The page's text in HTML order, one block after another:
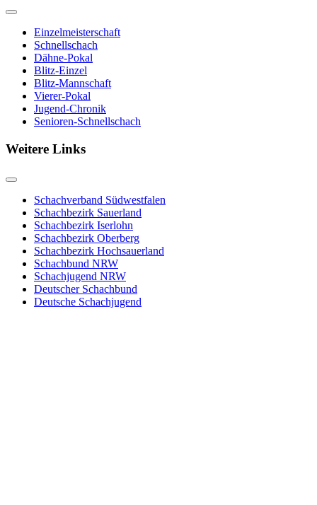
Einzelmeisterschaft
Schnellschach
Dähne-Pokal
Blitz-Einzel
Blitz-Mannschaft
Vierer-Pokal
Jugend-Chronik
Senioren-Schnellschach
Weitere Links
Schachverband Südwestfalen
Schachbezirk Sauerland
Schachbezirk Iserlohn
Schachbezirk Oberberg
Schachbezirk Hochsauerland
Schachbund NRW
Schachjugend NRW
Deutscher Schachbund
Deutsche Schachjugend